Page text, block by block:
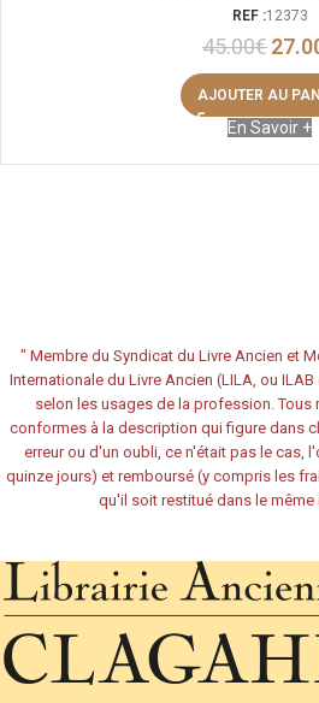
REF :12373
45.00€
AJOUTER AU
En Savoir +
" Membre du Syndicat du Livre Ancien et
Internationale du Livre Ancien (LILA, ou
selon les usages de la profession.
conformes à la description qui figure dans
erreur ou d'un oubli, ce n'était pas le cas,
quinze jours) et remboursé (y compris les
qu'il soit restitué dans le même